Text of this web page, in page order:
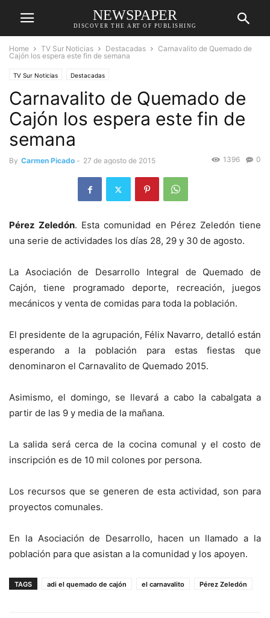
NEWSPAPER
DISCOVER THE ART OF PUBLISHING
Home TV Sur Noticias Destacadas
Carnavalito de Quemado de
Cajón los espera este fin de semana
TV Sur Noticias Destacadas
Carnavalito de Quemado de
Cajón los espera este fin de
semana
By Carmen Picado - 27 de agosto de 2015 0
1396
Pérez Zeledón. Esta comunidad en Pérez Zeledón tiene
una serie de actividades los días 28, 29 y 30 de agosto.
La Asociación de Desarrollo Integral de Quemado de
Cajón, tiene programado deporte, recreación, juegos
mecánicos y venta de comidas para toda la población.
El presidente de la agrupación, Félix Navarro, detalló están
esperando a la población para estas fiestas que
denominaron el Carnavalito de Quemado 2015.
Asimismo, el domingo, se llevará a cabo la cabalgata a
partir de las 9 y media de la mañana.
La salida será cerca de la cocina comunal y el costo de
inscripción es de 10 mil colones por persona.
Los recursos que se generen de esta actividad, son para
proyectos comunales.
En la Asociación de Desarrollo, hacen un llamado a la
población para que asistan a la comunidad y los apoyen.
TAGS adi el quemado de cajón el carnavalito Pérez Zeledón